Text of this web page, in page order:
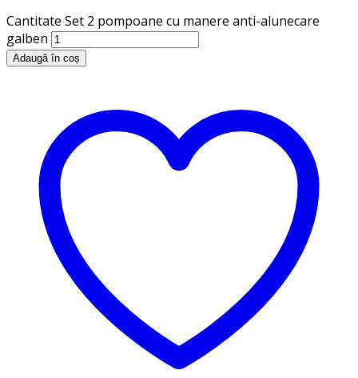
Cantitate Set 2 pompoane cu manere anti-alunecare
galben
Adaugă în coș